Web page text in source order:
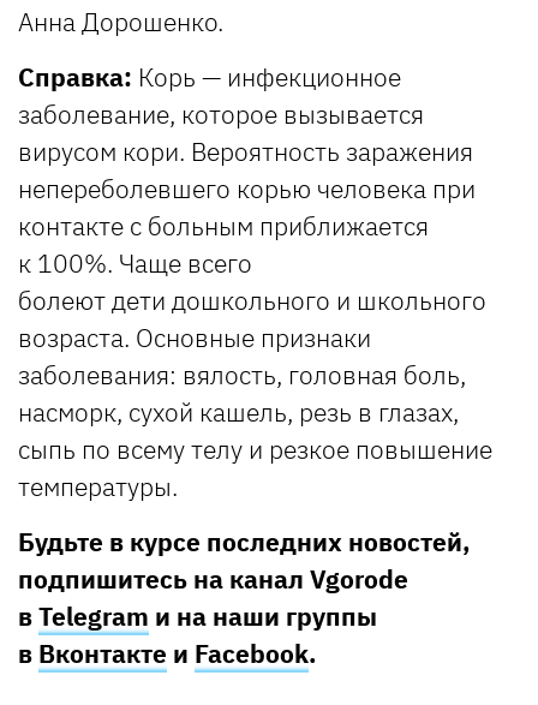
Анна Дорошенко.
Справка: Корь — инфекционное
заболевание, которое вызывается
вирусом кори. Вероятность заражения
непереболевшего корью человека при
контакте с больным приближается
к 100%. Чаще всего
болеют дети дошкольного и школьного
возраста. Основные признаки
заболевания: вялость, головная боль,
насморк, сухой кашель, резь в глазах,
сыпь по всему телу и резкое повышение
температуры.
Будьте в курсе последних новостей,
подпишитесь на канал Vgorode
вTelegram и на наши группы
в Вконтакте и Facebook.